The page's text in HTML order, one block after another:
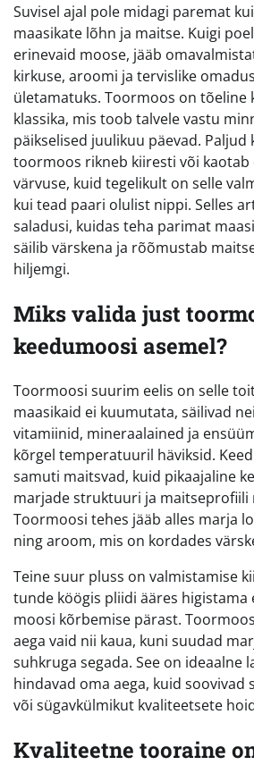
Suvisel ajal pole midagi paremat
maasikate lõhn ja maitse. Kuigi
erinevaid moose, jääb
kirkuse, aroomi ja tervislike
ületamatuks. Toormoos on tõeline
klassika, mis toob talvele vastu
päikselised juulikuu päevad. Paljud
toormoos rikneb kiiresti või kaotab
värvuse, kuid tegelikult on selle
kui tead paari olulist nippi. Selles
saladusi, kuidas teha parimat
säilib värskena ja rõõmustab
hiljemgi.
Miks valida just
keedumoosi asemel?
Toormoosi suurim eelis on selle
maasikaid ei kuumutata, säilivad
vitamiinid, mineraalained ja
kõrgel temperatuuril häviksid.
samuti maitsvad, kuid pikaajaline
marjade struktuuri ja maitseprofiili
Toormoosi tehes jääb alles marja
ning aroom, mis on kordades
Teine suur pluss on valmistamise
tunde köögis pliidi ääres higistama
moosi kõrbemise pärast.
aega vaid nii kaua, kuni suudad
suhkruga segada. See on ideaalne
hindavad oma aega, kuid soovivad
või sügavkülmikut kvaliteetsete
Kvaliteetne tooraine